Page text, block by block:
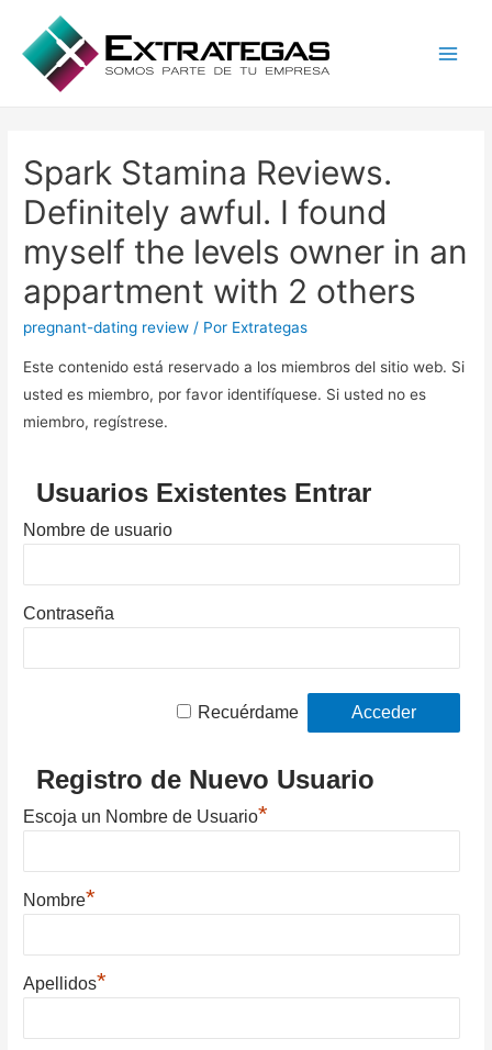
Spark Stamina Reviews.
Definitely awful. I found
myself the levels owner in an
appartment with 2 others
pregnant-dating review / Por Extrategas
Este contenido está reservado a los miembros del sitio web. Si
usted es miembro, por favor identifíquese. Si usted no es
miembro, regístrese.
Usuarios Existentes Entrar
Nombre de usuario
Contraseña
Recuérdame
Registro de Nuevo Usuario
Escoja un Nombre de Usuario*
Nombre*
Apellidos*